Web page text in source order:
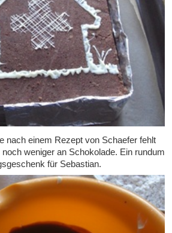
nach einem Rezept von Schaefer fehlt
weniger an Schokolade. Ein rundum
für Sebastian.